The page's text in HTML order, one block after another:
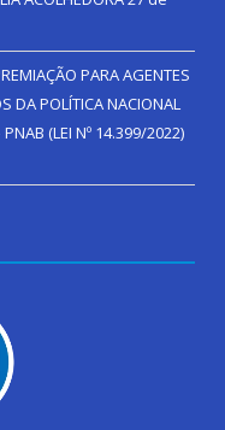
PARA AGENTES
DA POLÍTICA NACIONAL
(LEI Nº 14.399/2022)